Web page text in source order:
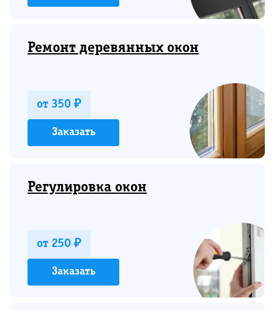
Ремонт деревянных окон
от 350 ₽
Заказать
Регулировка окон
от 250 ₽
Заказать